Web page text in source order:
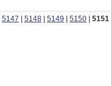
5147 | 5148 | 5149 | 5150 | 5151